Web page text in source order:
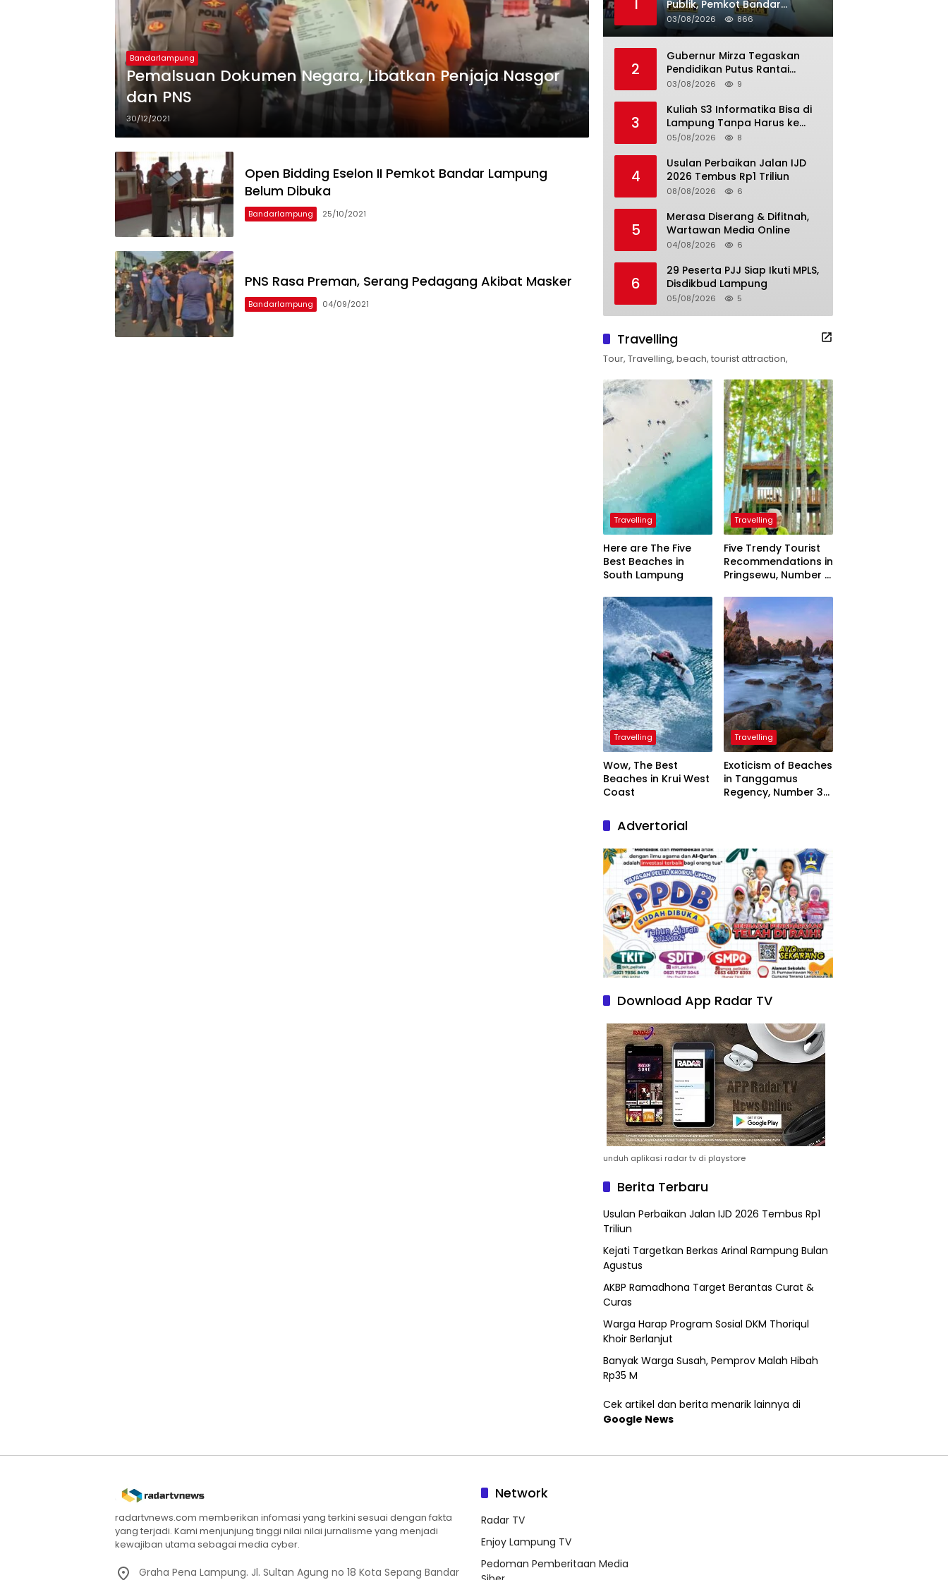
Bandarlampung
Pemalsuan Dokumen Negara, Libatkan Penjaja Nasgor
dan PNS
30/12/2021
Open Bidding Eselon II Pemkot Bandar Lampung
Belum Dibuka
Bandarlampung 25/10/2021
PNS Rasa Preman, Serang Pedagang Akibat Masker
Bandarlampung 04/09/2021
1
Publik, Pemkot Bandar
Lampung Uji Coba Bus Umum
03/08/2026 866
2
Gubernur Mirza Tegaskan
Pendidikan Putus Rantai
Kemiskinan
03/08/2026 9
3
Kuliah S3 Informatika Bisa di
Lampung Tanpa Harus ke
Luar Daerah
05/08/2026 8
4
Usulan Perbaikan Jalan IJD
2026 Tembus Rp1 Triliun
08/08/2026 6
5
Merasa Diserang & Difitnah,
Wartawan Media Online
04/08/2026 6
6
29 Peserta PJJ Siap Ikuti MPLS,
Disdikbud Lampung
05/08/2026 5
Travelling
Tour, Travelling, beach, tourist attraction,
Travelling
Here are The Five
Best Beaches in
South Lampung
Travelling
Five Trendy Tourist
Recommendations in
Pringsewu, Number 3
President
Travelling
Wow, The Best
Beaches in Krui West
Coast
Travelling
Exoticism of Beaches
in Tanggamus
Regency, Number 3
Advertorial
Download App Radar TV
unduh aplikasi radar tv di playstore
Berita Terbaru
Usulan Perbaikan Jalan IJD 2026 Tembus Rp1
Triliun
Kejati Targetkan Berkas Arinal Rampung Bulan
Agustus
AKBP Ramadhona Target Berantas Curat &
Curas
Warga Harap Program Sosial DKM Thoriqul
Khoir Berlanjut
Banyak Warga Susah, Pemprov Malah Hibah
Rp35 M
Cek artikel dan berita menarik lainnya di
Google News
radartvnews.com memberikan infomasi yang terkini sesuai dengan fakta
yang terjadi. Kami menjunjung tinggi nilai nilai jurnalisme yang menjadi
kewajiban utama sebagai media cyber.
Graha Pena Lampung. Jl. Sultan Agung no 18 Kota Sepang Bandar
Network
Radar TV
Enjoy Lampung TV
Pedoman Pemberitaan Media